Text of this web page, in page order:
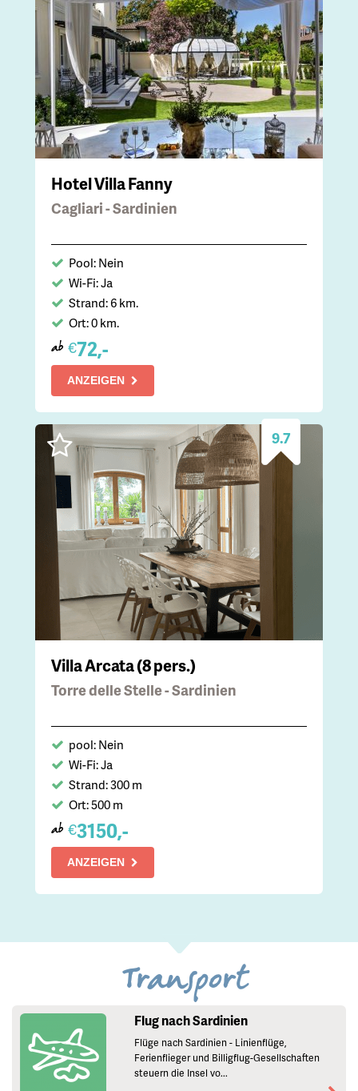
Hotel Villa Fanny
Cagliari - Sardinien
Pool: Nein
Wi-Fi: Ja
Strand: 6 km.
Ort: 0 km.
ab €72,-
ANZEIGEN
9.7
Villa Arcata (8 pers.)
Torre delle Stelle - Sardinien
pool: Nein
Wi-Fi: Ja
Strand: 300 m
Ort: 500 m
ab €3150,-
ANZEIGEN
Transport
Flug nach Sardinien
Flüge nach Sardinien - Linienflüge,
Ferienflieger und Billigflug-Gesellschaften
steuern die Insel vo...